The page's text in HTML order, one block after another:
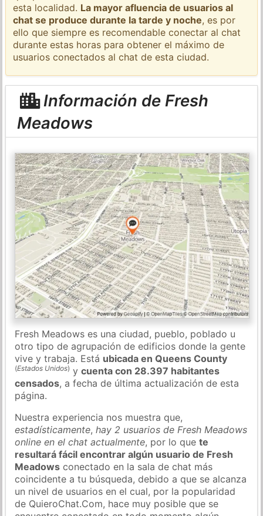
esta localidad. La mayor afluencia de usuarios al
chat se produce durante la tarde y noche, es por
ello que siempre es recomendable conectar al chat
durante estas horas para obtener el máximo de
usuarios conectados al chat de esta ciudad.
Información de Fresh
Meadows
Fresh Meadows es una ciudad, pueblo, poblado u
otro tipo de agrupación de edificios donde la gente
vive y trabaja. Está ubicada en Queens County
(Estados Unidos) ycuenta con 28.397 habitantes
censados, a fecha de última actualización de esta
página.
Nuestra experiencia nos muestra que,
estadísticamente,hay 2 usuarios de Fresh Meadows
online en el chat actualmente, por lo quete
resultará fácil encontrar algún usuario de Fresh
Meadows conectado en la sala de chat más
coincidente a tu búsqueda, debido a que se alcanza
un nivel de usuarios en el cual, por la popularidad
de QuieroChat.Com, hace muy posible que se